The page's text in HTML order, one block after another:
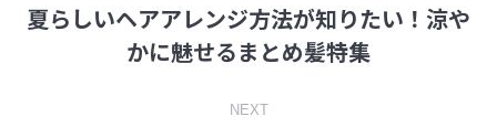
navigation
Previous
post:
夏らしいヘアアレンジ方法が知りたい！涼や
かに魅せるまとめ髪特集
NEXT